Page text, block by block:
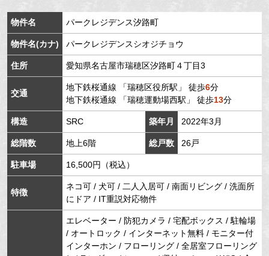
物件名 パークレジデンス汐路町
物件名(カナ) パークレジデンスシオジチョウ
住所 愛知県名古屋市瑞穂区汐路町４丁目3
交通
地下鉄桜通線 「瑞穂区役所駅 」 徒歩6分
地下鉄桜通線 「瑞穂運動場西駅 」 徒歩13分
構造 SRC 築年月 2022年3月
総階数 地上6階 総戸数 26戸
駐車場 16,500円（税込）
特徴
ネコ可 / 犬可 / 二人入居可 / 南面リビング / 洗面所
にドア / IT重説対応物件
エレベーター / 防犯カメラ / 宅配ボックス / 駐輪場
/ オートロック / インターネット無料 / モニター付
インターホン / フローリング / 全居室フローリング